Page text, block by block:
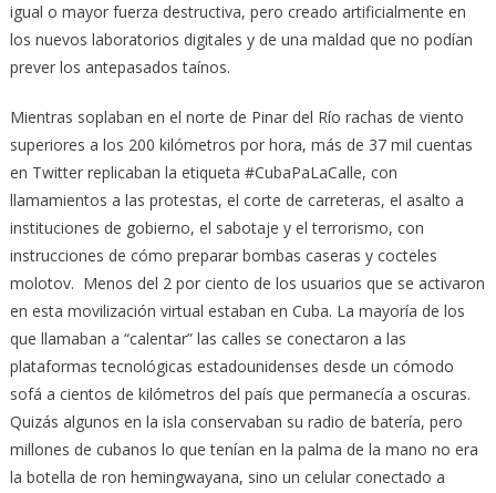
igual o mayor fuerza destructiva, pero creado artificialmente en
los nuevos laboratorios digitales y de una maldad que no podían
prever los antepasados taínos.
Mientras soplaban en el norte de Pinar del Río rachas de viento
superiores a los 200 kilómetros por hora, más de 37 mil cuentas
en Twitter replicaban la etiqueta #CubaPaLaCalle, con
llamamientos a las protestas, el corte de carreteras, el asalto a
instituciones de gobierno, el sabotaje y el terrorismo, con
instrucciones de cómo preparar bombas caseras y cocteles
molotov. Menos del 2 por ciento de los usuarios que se activaron
en esta movilización virtual estaban en Cuba. La mayoría de los
que llamaban a “calentar” las calles se conectaron a las
plataformas tecnológicas estadounidenses desde un cómodo
sofá a cientos de kilómetros del país que permanecía a oscuras.
Quizás algunos en la isla conservaban su radio de batería, pero
millones de cubanos lo que tenían en la palma de la mano no era
la botella de ron hemingwayana, sino un celular conectado a